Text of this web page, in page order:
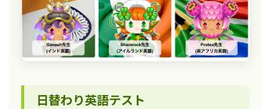
日替わり英語テスト